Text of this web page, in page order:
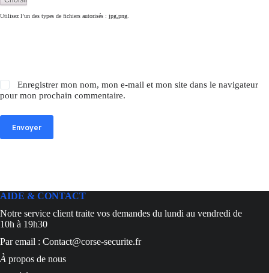
Utilisez l’un des types de fichiers autorisés : jpg,png.
Enregistrer mon nom, mon e-mail et mon site dans le navigateur
pour mon prochain commentaire.
Envoyer
AIDE & CONTACT
Notre service client traite vos demandes du lundi au vendredi de
10h à 19h30
Par email : Contact@corse-securite.fr
À propos de nous